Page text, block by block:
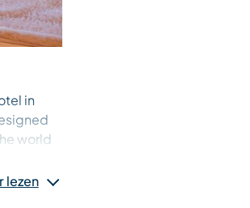
in
world
lezen